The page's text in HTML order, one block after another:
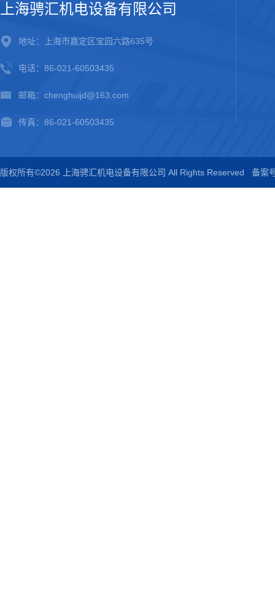
上海骋汇机电设备有限公司
地址：上海市嘉定区宝园六路635号
电话：86-021-60503435
邮箱：chenghuijd@163.com
传真：86-021-60503435
版权所有©2026 上海骋汇机电设备有限公司 All Rights Reserved 备案